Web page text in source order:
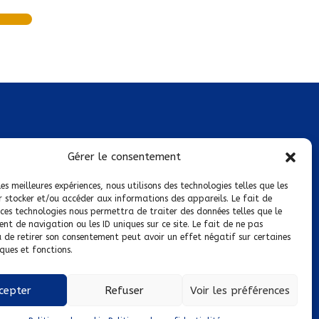
Gérer le consentement
meilleures expériences, nous utilisons des technologies telles que les
stocker et/ou accéder aux informations des appareils. Le fait de
technologies nous permettra de traiter des données telles que le
de navigation ou les ID uniques sur ce site. Le fait de ne pas
de retirer son consentement peut avoir un effet négatif sur certaines
et fonctions.
Refuser Voir les préférences
de confidentialité
de cookies
suivre sur :